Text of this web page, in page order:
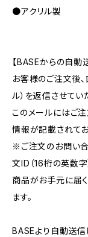
●アクリル製
【BASEからの自動
お客様のご注文後
ル）を返信させてい
このメールにはご
情報が記載されてお
※ご注文のお問い合
文ID（16桁の英数字
商品がお手元に届
ます。
BASEより自動送信